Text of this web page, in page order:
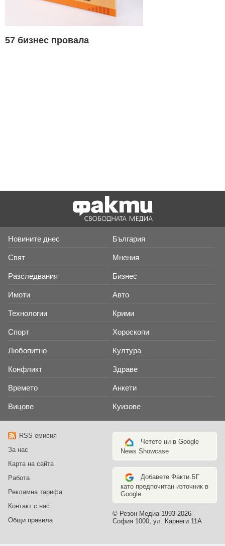
57 бизнес провала
Новините днес България
Свят Мнения
Разследвания Бизнес
Имоти Авто
Технологии Крими
Спорт Хороскопи
Любопитно Култура
Конфликт Здраве
Времето Анкети
Вицове Куизове
RSS емисия
За нас
Карта на сайта
Работа
Рекламна тарифа
Контакт с нас
Общи правила
Четете ни в Google
News Showcase
Добавете Факти.БГ
като предпочитан източник в
Google
© Резон Медиа 1993-2026 -
София 1000, ул. Карнеги 11А